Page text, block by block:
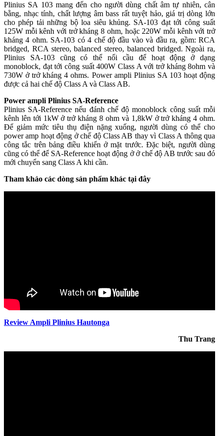
Plinius SA 103 mang đến cho người dùng chất âm tự nhiên, cân
bằng, nhạc tính, chất lượng âm bass rất tuyệt hảo, giá trị dòng lớn
cho phép tải những bộ loa siêu khủng. SA-103 đạt tới công suất
125W mỗi kênh với trở kháng 8 ohm, hoặc 220W mỗi kênh với trở
kháng 4 ohm. SA-103 có 4 chế độ đầu vào và đầu ra, gồm: RCA
bridged, RCA stereo, balanced stereo, balanced bridged. Ngoài ra,
Plinius SA-103 cũng có thể nối cầu để hoạt động ở dạng
monoblock, đạt tới công suất 400W Class A với trở kháng 8ohm và
730W ở trở kháng 4 ohms. Power ampli Plinius SA 103 hoạt động
được cả hai chế độ Class A và Class AB.
Power ampli Plinius SA-Reference
Plinius SA-Reference nếu đánh chế độ monoblock công suất mỗi
kênh lên tới 1kW ở trở kháng 8 ohm và 1,8kW ở trở kháng 4 ohm.
Để giảm mức tiêu thụ điện nặng xuống, người dùng có thể cho
power amp hoạt động ở chế độ Class AB thay vì Class A thông qua
công tắc trên bảng điều khiển ở mặt trước. Đặc biệt, người dùng
cũng có thể để SA-Reference hoạt động ở ở chế độ AB trước sau đó
mới chuyển sang Class A khi cần.
Tham khảo các dòng sản phẩm khác tại đây
Review Ampli Plinius Hautonga
Thu Trang